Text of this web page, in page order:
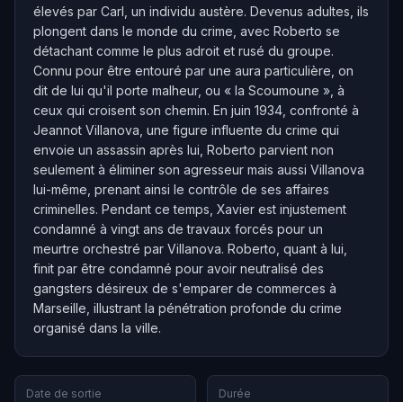
élevés par Carl, un individu austère. Devenus adultes, ils
plongent dans le monde du crime, avec Roberto se
détachant comme le plus adroit et rusé du groupe.
Connu pour être entouré par une aura particulière, on
dit de lui qu'il porte malheur, ou « la Scoumoune », à
ceux qui croisent son chemin. En juin 1934, confronté à
Jeannot Villanova, une figure influente du crime qui
envoie un assassin après lui, Roberto parvient non
seulement à éliminer son agresseur mais aussi Villanova
lui-même, prenant ainsi le contrôle de ses affaires
criminelles. Pendant ce temps, Xavier est injustement
condamné à vingt ans de travaux forcés pour un
meurtre orchestré par Villanova. Roberto, quant à lui,
finit par être condamné pour avoir neutralisé des
gangsters désireux de s'emparer de commerces à
Marseille, illustrant la pénétration profonde du crime
organisé dans la ville.
Date de sortie Durée